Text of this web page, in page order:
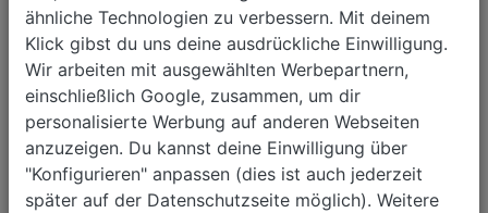
Seat Ibiza 1.0 TSI
12/2016
98.712 km
Schaltgetriebe
Benzin
81 kW (110 PS)
≈ 99 g CO₂/km (Komb.) ≈ 5,2 l/100 km (Komb.)
ähnliche Technologien zu verbessern. Mit deinem
Klick gibst du uns deine ausdrückliche Einwilligung.
Wir arbeiten mit ausgewählten Werbepartnern,
einschließlich Google, zusammen, um dir
personalisierte Werbung auf anderen Webseiten
anzuzeigen. Du kannst deine Einwilligung über
"Konfigurieren" anpassen (dies ist auch jederzeit
später auf der Datenschutzseite möglich). Weitere